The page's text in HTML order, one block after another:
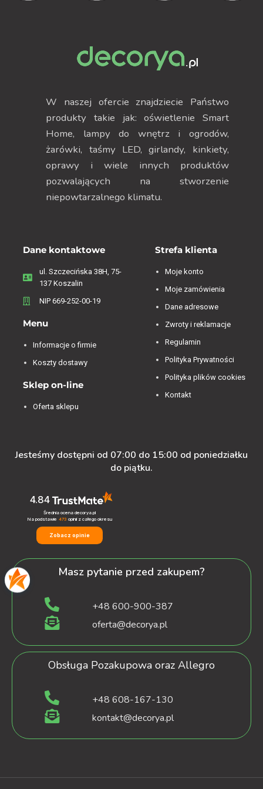
W naszej ofercie znajdziecie Państwo
produkty takie jak: oświetlenie Smart
Home, lampy do wnętrz i ogrodów,
żarówki, taśmy LED, girlandy, kinkiety,
oprawy i wiele innych produktów
pozwalających na stworzenie
niepowtarzalnego klimatu.
Dane kontaktowe
ul. Szczecińska 38H, 75-
137 Koszalin
NIP 669-252-00-19
Menu
Informacje o firmie
Koszty dostawy
Sklep on-line
Oferta sklepu
Strefa klienta
Moje konto
Moje zamówienia
Dane adresowe
Zwroty i reklamacje
Regulamin
Polityka Prywatności
Polityka plików cookies
Kontakt
Jesteśmy dostępni od 07:00 do 15:00 od poniedziałku
do piątku.
4.84
Średnia ocena decorya.pl
Na podstawie 473 opinii z całego okresu
Zobacz opinie
Masz pytanie przed zakupem?
+48 600-900-387
oferta@decorya.pl
Obsługa Pozakupowa oraz Allegro
+48 608-167-130
kontakt@decorya.pl